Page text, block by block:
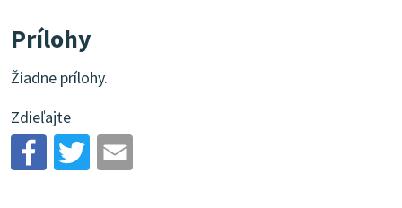
Prílohy
Žiadne prílohy.
Zdieľajte